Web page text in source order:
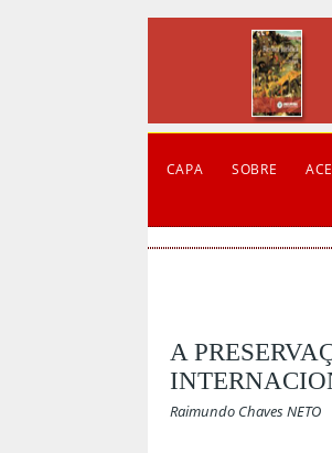
CAPA SOBRE
A
Raimundo Chaves NETO